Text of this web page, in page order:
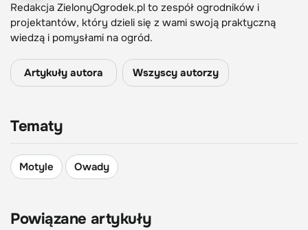
Redakcja ZielonyOgrodek.pl to zespół ogrodników i
projektantów, który dzieli się z wami swoją praktyczną
wiedzą i pomysłami na ogród.
Artykuły autora Wszyscy autorzy
Tematy
Motyle Owady
Powiązane artykuły